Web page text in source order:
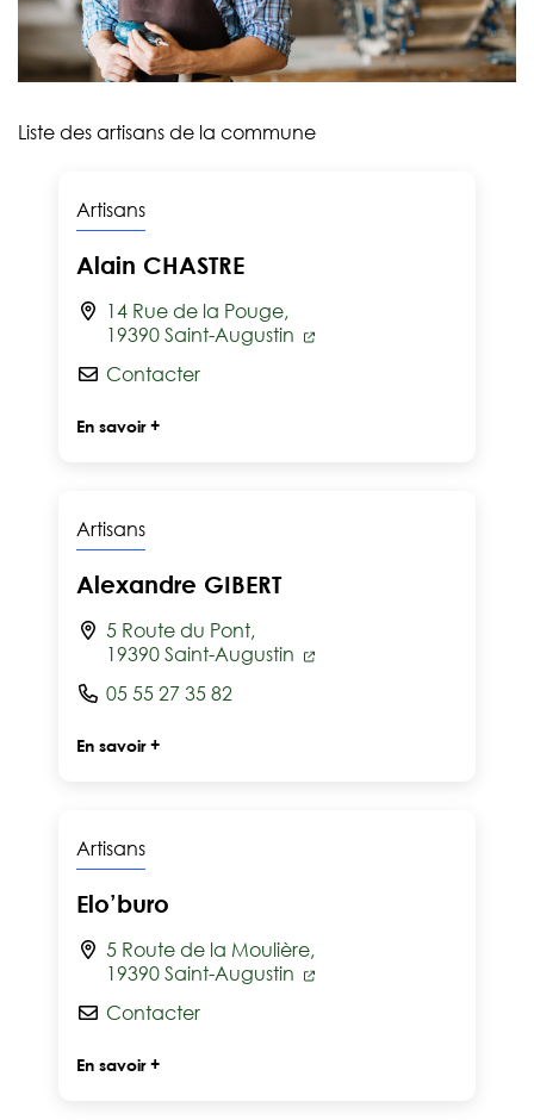
Liste des artisans de la commune
Artisans
Alain CHASTRE
14 Rue de la Pouge,
19390 Saint-Augustin
Contacter
En savoir +
Artisans
Alexandre GIBERT
5 Route du Pont,
19390 Saint-Augustin
05 55 27 35 82
En savoir +
Artisans
Elo’buro
5 Route de la Moulière,
19390 Saint-Augustin
Contacter
En savoir +